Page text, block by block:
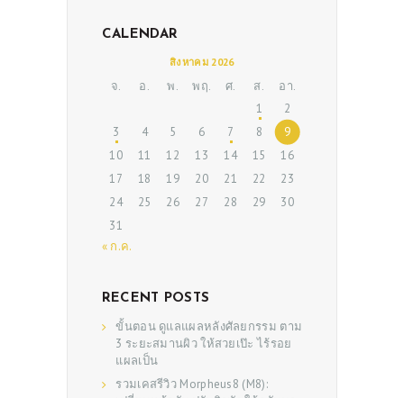
CALENDAR
สิงหาคม 2026
จ. อ. พ. พฤ. ศ. ส. อา.
1
2
3
4 5 6 7 8
9
10
11 12 13 14 15
16
17
18 19 20 21 22
23
24
25 26 27 28 29
30
31
« ก.ค.
RECENT POSTS
ขั้นตอน ดูแลแผลหลังศัลยกรรม ตาม
3 ระยะสมานผิว ให้สวยเป๊ะ ไร้รอย
แผลเป็น
รวมเคสรีวิว Morpheus8 (M8):